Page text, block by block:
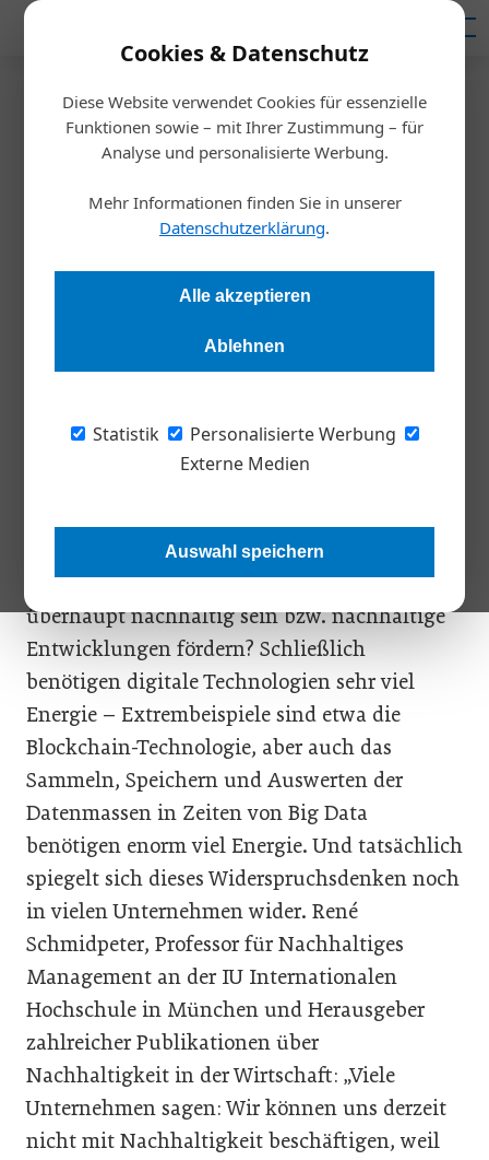
Cookies & Datenschutz
Diese Website verwendet Cookies für essenzielle
Funktionen sowie – mit Ihrer Zustimmung – für
Analyse und personalisierte Werbung.
Mehr Informationen finden Sie in unserer
Datenschutzerklärung.
Alle akzeptieren
Ablehnen
Statistik
Personalisierte Werbung
Externe Medien
Auswahl speichern
Startseite/Nachhaltigkeit
CSR & Digitalisierung
Nachhaltisierung
23.03.2022, 10:24 Uhr
Nachhaltigkeitsabteilung nebeneinander und sprechen zu
wenig miteinander. Dabei sollten sie jetzt dringend zusammen
Digitalisierung und Nachhaltigkeit:
Unternehmen mehr vorbeikommt. Doch wie
geht beides zusammen? Kann Digitalisierung
überhaupt nachhaltig sein bzw. nachhaltige
Entwicklungen fördern? Schließlich
benötigen digitale Technologien sehr viel
Energie – Extrembeispiele sind etwa die
Blockchain-Technologie, aber auch das
Sammeln, Speichern und Auswerten der
Datenmassen in Zeiten von Big Data
benötigen enorm viel Energie. Und tatsächlich
spiegelt sich dieses Widerspruchsdenken noch
in vielen Unternehmen wider. René
Schmidpeter, Professor für Nachhaltiges
Management an der IU Internationalen
Hochschule in München und Herausgeber
zahlreicher Publikationen über
Nachhaltigkeit in der Wirtschaft: „Viele
Unternehmen sagen: Wir können uns derzeit
nicht mit Nachhaltigkeit beschäftigen, weil